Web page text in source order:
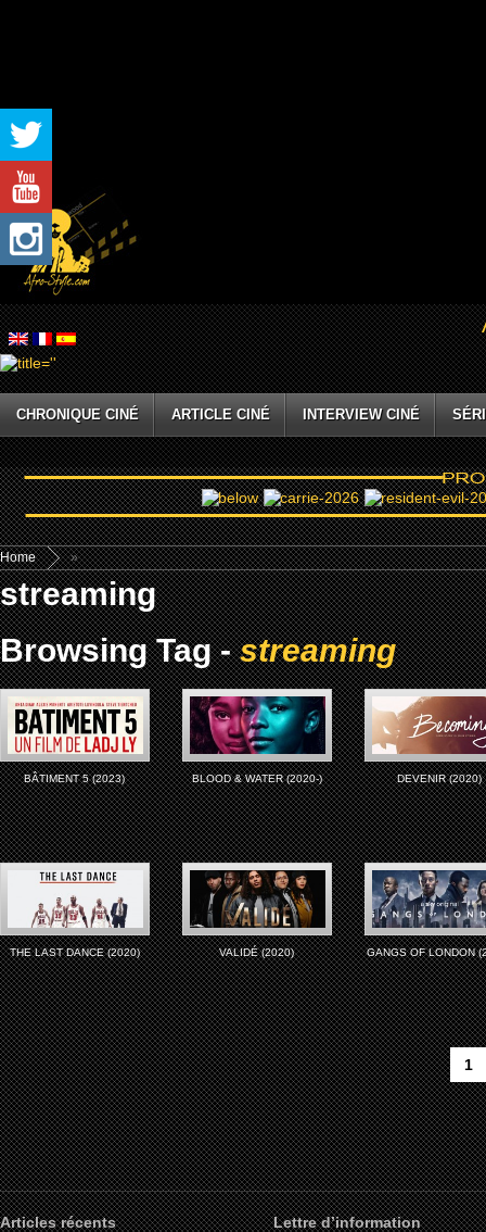
CHRONIQUE CINÉ ARTICLE CINÉ INTERVIEW CINÉ
Home »
streaming
Browsing Tag -streaming
BÂTIMENT 5 (2023) BLOOD & WATER (2020-) DEVENIR (2020)
THE LAST DANCE (2020) VALIDÉ (2020) GANGS OF LONDON
1
Articles récents Lettre d’information